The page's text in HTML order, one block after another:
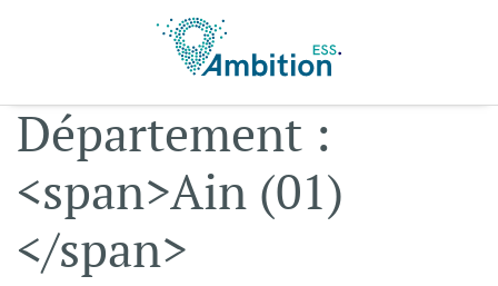
Aller au contenu principal
Département :
<span>Ain (01)
</span>